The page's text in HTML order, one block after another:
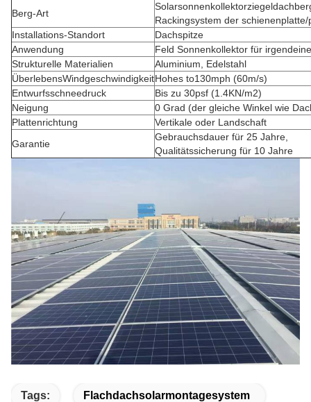
Berg-Art
Rackingsystem der schienenplatte/
Installations-Standort
Dachspitze
Anwendung
Feld Sonnenkollektor für
Strukturelle Materialien
Aluminium, Edelstahl
ÜberlebensWindgeschwindigkeitHohes to130mph (60m/s)
Entwurfsschneedruck
Bis zu 30psf (1.4KN/m2)
Neigung
0 Grad (der gleiche Winkel wie
Plattenrichtung
Vertikale oder Landschaft
Garantie
Gebrauchsdauer für 25 Jahre,
Qualitätssicherung für 10 Jahre
Tags: Flachdachsolarmontagesystem